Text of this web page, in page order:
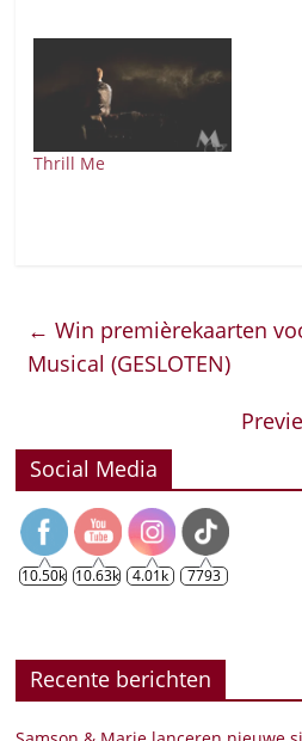
Thrill Me
← Win premièrekaarten
Musical (GESLOTEN)
Social Media
10.50k 10.63k 4.01k 7793
Recente berichten